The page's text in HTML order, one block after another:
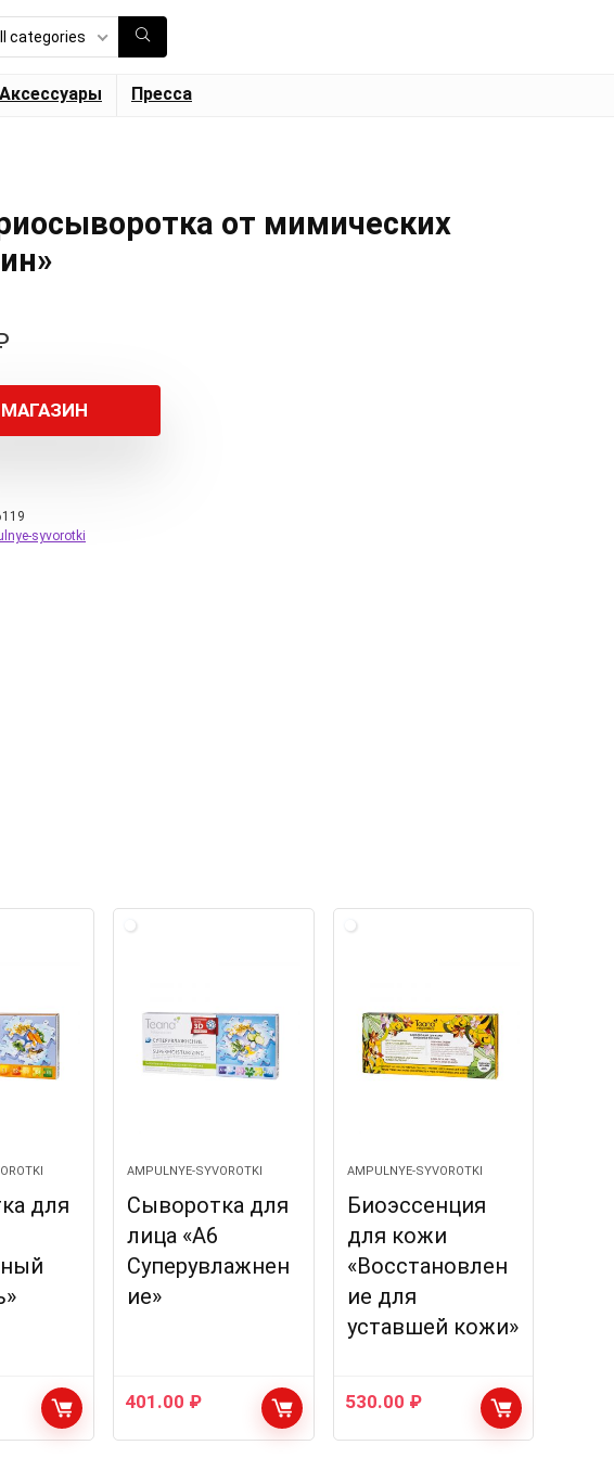
categories
Аксессуары Пресса
от мимических
МАГАЗИН
syvorotki
для
AMPULNYE-SYVOROTKI
Сыворотка для
лица «A6
Суперувлажнен
ие»
401.00 ₽
AMPULNYE-SYVOROTKI
Биоэссенция
для кожи
«Восстановлен
ие для
уставшей кожи»
530.00 ₽